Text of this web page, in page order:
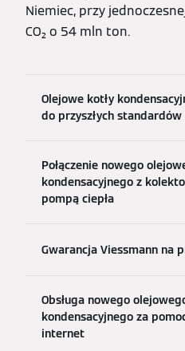
Niemiec, przy
CO₂ o 54 mln ton.
Olejowe kotły
do przyszłych standardów
Połączenie nowego
kondensacyjnego z
pompą ciepła
Gwarancja Viessmann na
Obsługa nowego
kondensacyjnego za
internet